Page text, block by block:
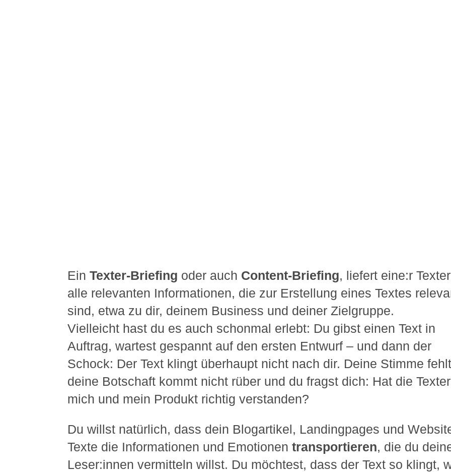
EinTexter-Briefing oder auch Content-Briefing, liefert eine:r
alle relevanten Informationen, die zur Erstellung eines Textes
sind, etwa zu dir, deinem Business und deiner Zielgruppe.
Vielleicht hast du es auch schonmal erlebt: Du gibst einen Text in
Auftrag, wartest gespannt auf den ersten Entwurf – und dann der
Schock: Der Text klingt überhaupt nicht nach dir. Deine Stimme
deine Botschaft kommt nicht rüber und du fragst dich: Hat die
mich und mein Produkt richtig verstanden?
Du willst natürlich, dass dein Blogartikel, Landingpages und
Texte die Informationen und Emotionen transportieren, die du
Leser:innen vermitteln willst. Du möchtest, dass der Text so klingt,